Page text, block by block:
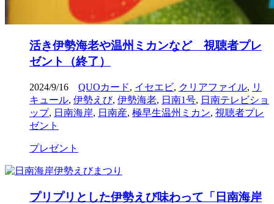
活き伊勢海老や温州ミカンなど 視聴者プレ
ゼント（終了）
2024/9/16 QUOカード, イセエビ, クリアファイル, リ
キュール, 伊勢えび, 伊勢海老, 日南1号, 日南テレビショ
ップ, 日南海岸, 日南産, 極早生温州ミカン, 視聴者プレ
ゼント
プレゼント
プリプリとした伊勢えび味わって「日南海岸